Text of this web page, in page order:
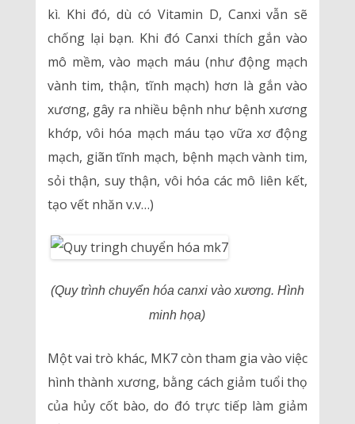
kì. Khi đó, dù có Vitamin D, Canxi vẫn sẽ
chống lại bạn. Khi đó Canxi thích gắn vào
mô mềm, vào mạch máu (như động mạch
vành tim, thận, tĩnh mạch) hơn là gắn vào
xương, gây ra nhiều bệnh như bệnh xương
khớp, vôi hóa mạch máu tạo vữa xơ động
mạch, giãn tĩnh mạch, bệnh mạch vành tim,
sỏi thận, suy thận, vôi hóa các mô liên kết,
tạo vết nhăn v.v…)
(Quy trình chuyển hóa canxi vào xương. Hình
minh họa)
Một vai trò khác, MK7 còn tham gia vào việc
hình thành xương, bằng cách giảm tuổi thọ
của hủy cốt bào, do đó trực tiếp làm giảm